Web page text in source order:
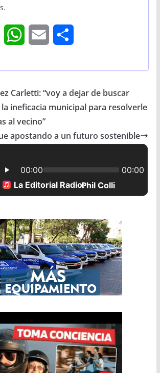
W
t
A
i
r
Carletti: “voy a dejar de buscar
ineficacia municipal para resolverle
al vecino”
apostando a un futuro sostenible